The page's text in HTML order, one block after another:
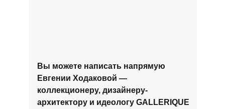
Вы можете написать напрямую
Евгении Ходаковой —
коллекционеру, дизайнеру-
архитектору и идеологу GALLERIQUE